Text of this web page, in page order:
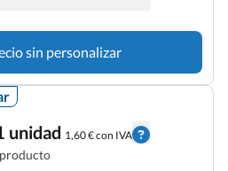
sin personalizar
unidad 1,60 € con IVA